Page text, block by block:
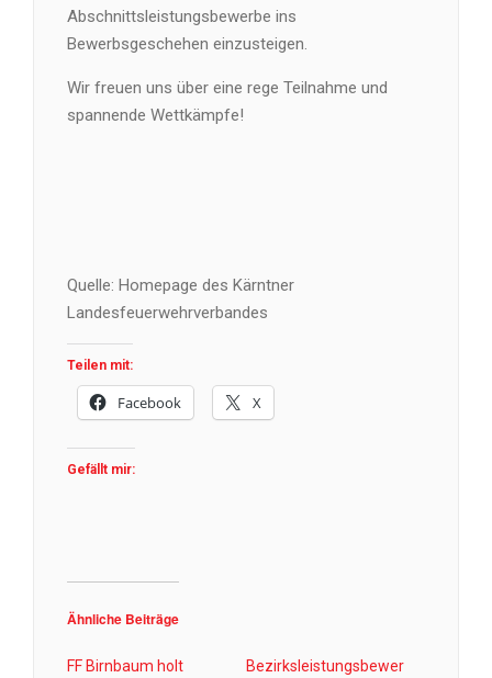
Abschnittsleistungsbewerbe ins
Bewerbsgeschehen einzusteigen.
Wir freuen uns über eine rege Teilnahme und
spannende Wettkämpfe!
Quelle: Homepage des Kärntner
Landesfeuerwehrverbandes
Teilen mit:
Facebook X
Gefällt mir:
Ähnliche Beiträge
FF Birnbaum holt
Bezirksleistungsbewer